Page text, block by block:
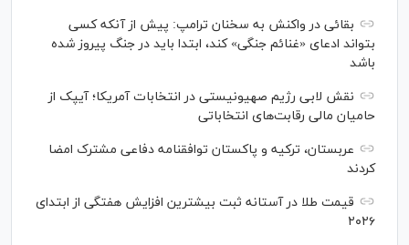
بقائی در واکنش به سخنان ترامپ: پیش از آنکه کسی
بتواند ادعای «غنائم جنگی» کند، ابتدا باید در جنگ پیروز شده
باشد
نقش لابی رژیم صهیونیستی در انتخابات آمریکا؛ آیپک از
حامیان مالی رقابت‌های انتخاباتی
عربستان، ترکیه و پاکستان توافقنامه دفاعی مشترک امضا
کردند
قیمت طلا در آستانه ثبت بیشترین افزایش هفتگی از ابتدای
۲۰۲۶